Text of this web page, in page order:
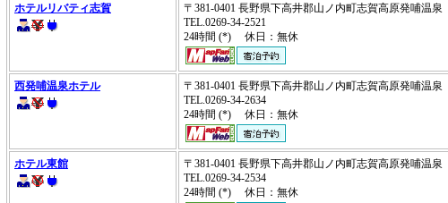
ホテルリバティ志賀
〒381-0401 長野県下高井郡山ノ内町志賀高原発哺温泉
TEL.0269-34-2521
24時間 (*) 休日：無休
西発哺温泉ホテル
〒381-0401 長野県下高井郡山ノ内町志賀高原発哺温泉
TEL.0269-34-2634
24時間 (*) 休日：無休
ホテル東館
〒381-0401 長野県下高井郡山ノ内町志賀高原発哺温泉
TEL.0269-34-2534
24時間 (*) 休日：無休